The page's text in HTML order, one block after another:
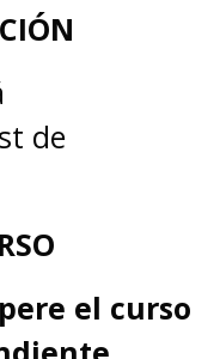
de
el curso